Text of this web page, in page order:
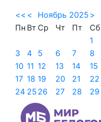
<< < Ноябрь 2025 >
Пн Вт Ср Чт Пт Сб
1
3
4 5 6 7 8
10 11 12 13 14 15
17 18 19 20 21 22
24 25 26 27 28 29